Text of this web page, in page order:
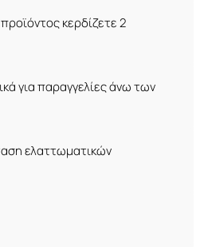
κερδίζετε 2
για παραγγελίες άνω των
ελαττωματικών